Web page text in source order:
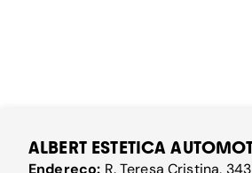
ALBERT ESTETICA
Endereço: R. Teresa Cristina,